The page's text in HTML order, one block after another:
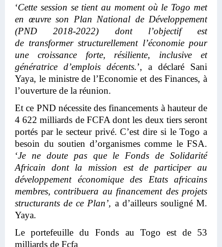
‘Cette session se tient au moment où le Togo met
en œuvre son Plan National de Développement
(PND 2018-2022) dont l’objectif est
de transformer structurellement l’économie pour
une croissance forte, résiliente, inclusive et
génératrice d’emplois décents.’, a déclaré Sani
Yaya, le ministre de l’Economie et des Finances, à
l’ouverture de la réunion.
Et ce PND nécessite des financements à hauteur de
4 622 milliards de FCFA dont les deux tiers seront
portés par le secteur privé. C’est dire si le Togo a
besoin du soutien d’organismes comme le FSA.
‘Je ne doute pas que le Fonds de Solidarité
Africain dont la mission est de participer au
développement économique des Etats africains
membres, contribuera au financement des projets
structurants de ce Plan’, a d’ailleurs souligné M.
Yaya.
Le portefeuille du Fonds au Togo est de 53
milliards de Fcfa